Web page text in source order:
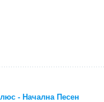
- Начална Песен